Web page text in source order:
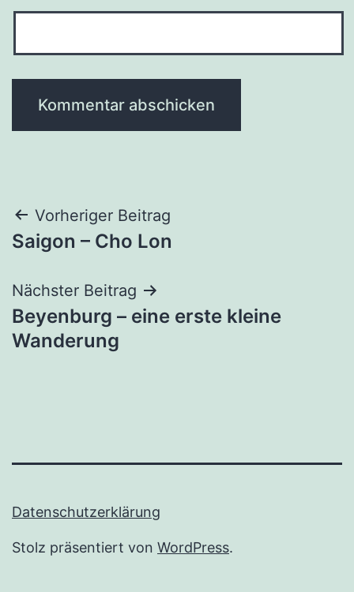
Beitragsnavigation
Vorheriger Beitrag
Saigon – Cho Lon
Nächster Beitrag
Beyenburg – eine erste kleine
Wanderung
Datenschutzerklärung
Stolz präsentiert von WordPress.